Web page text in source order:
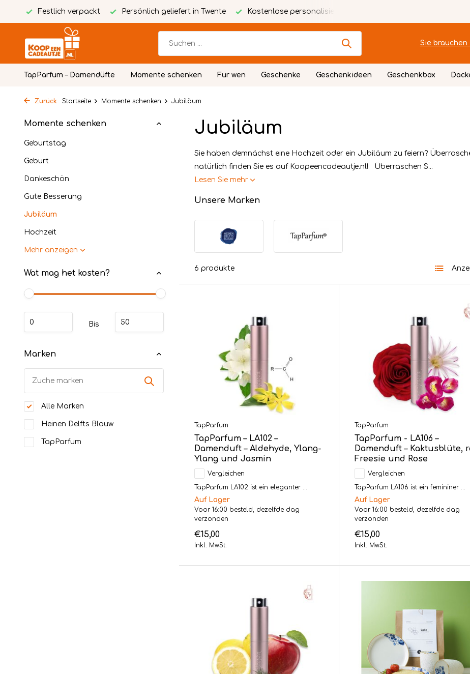
Persönlich geliefert in Twente Kostenlose personalisierte Karte Festlich verpackt
Sie brauchen
TapParfum – Damendüfte Momente schenken Für wen Geschenke Geschenkideen Geschenkbox
Zurück Startseite Momente schenken Jubiläum
Momente schenken
Geburtstag
Geburt
Dankeschön
Gute Besserung
Jubiläum
Hochzeit
Mehr anzeigen
Wat mag het kosten?
Bis
Marken
Alle Marken
Heinen Delfts Blauw
TapParfum
Jubiläum
Sie haben demnächst eine Hochzeit oder ein Jubiläum zu feiern?
natürlich finden Sie es auf Koopeencadeautje.nl! Überraschen S...
Lesen Sie mehr
Unsere Marken
6 produkte
TapParfum
TapParfum – LA102 –
Damenduft – Aldehyde, Ylang-
Ylang und Jasmin
Vergleichen
TapParfum LA102 ist ein eleganter ...
Auf Lager
Voor 16:00 besteld, dezelfde dag
verzonden
€15,00
Inkl. MwSt.
TapParfum
TapParfum - LA106 –
Damenduft – Kaktusblüte,
Freesie und Rose
Vergleichen
TapParfum LA106 ist ein femininer ...
Auf Lager
Voor 16:00 besteld, dezelfde dag
verzonden
€15,00
Inkl. MwSt.